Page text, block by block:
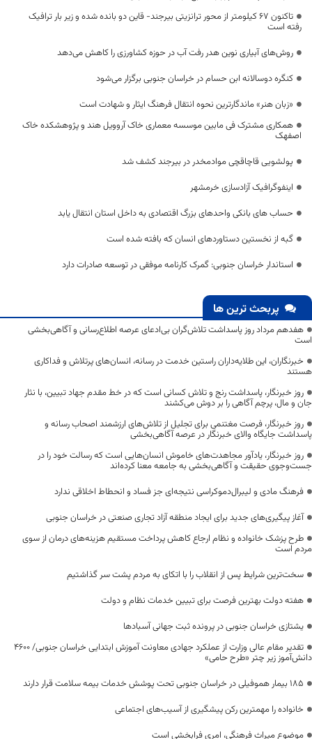
تاکنون 67 کیلومتر از محور ترانزیتی بیرجند- قاین دو بانده شده و زیر بار ترافیک
رفته است
روش‌های آبیاری نوین هدر رفت آب در حوزه کشاورزی را کاهش می‌دهد
کنگره دوسالانه ابن حسام در خراسان جنوبی برگزار می‌شود
«زبان هنر» ماندگارترین نحوه انتقال فرهنگ ایثار و شهادت است
همکاری مشترک فی مابین موسسه معماری خاک آروویل هند و پژوهشکده خاک
اصفهک
پولشویی قاچاقچی موادمخدر در بیرجند کشف شد
اینفوگرافیک آزادسازی خرمشهر
حساب های بانکی واحدهای بزرگ اقتصادی به داخل استان انتقال یابد
گبه‌ از نخستین دستاوردهای انسان که بافته شده است
استاندار خراسان جنوبی: گمرک کارنامه موفقی در توسعه صادرات دارد
پربحث ترین ها
هفدهم مرداد روز پاسداشت تلاش‌گران بی‌ادعای عرصه اطلاع‌رسانی و آگاهی‌بخشی
است
خبرنگاران، این طلایه‌داران راستین خدمت در رسانه، انسان‌های پرتلاش و فداکاری
هستند
روز خبرنگار، پاسداشت رنج و تلاش کسانی است که در خط مقدم جهاد تبیین، با نثار
جان و مال، پرچم آگاهی را بر دوش می‌کشند
روز خبرنگار، فرصت مغتنمی برای تجلیل از تلاش‌های ارزشمند اصحاب رسانه و
پاسداشت جایگاه والای خبرنگار در عرصه آگاهی‌بخشی
روز خبرنگار، یادآور مجاهدت‌های خاموش انسان‌هایی است که رسالت خود را در
جست‌وجوی حقیقت و آگاهی‌بخشی به جامعه معنا کرده‌اند
فرهنگ مادی و لیبرال‌دموکراسی نتیجه‌ای جز فساد و انحطاط اخلاقی ندارد
آغاز پیگیری‌های جدید برای ایجاد منطقه آزاد تجاری صنعتی در خراسان جنوبی
طرح پزشک خانواده و نظام ارجاع کاهش پرداخت مستقیم هزینه‌های درمان از سوی
مردم است
سخت‌ترین شرایط پس از انقلاب را با اتکای به مردم پشت سر گذاشتیم
هفته دولت بهترین فرصت برای تبیین خدمات نظام و دولت
یشتازی خراسان جنوبی در پرونده ثبت جهانی آسبادها
تقدیر مقام عالی وزارت از عملکرد جهادی معاونت آموزش ابتدایی خراسان جنوبی/ ۴۶۰۰
دانش‌آموز زیر چتر «طرح حامی»
۱۸۵ بیمار هموفیلی در خراسان جنوبی تحت پوشش خدمات بیمه سلامت قرار دارند
خانواده را مهمترین رکن پیشگیری از آسیب‌های اجتماعی
موضوع میراث فرهنگی، امری فرابخشی است